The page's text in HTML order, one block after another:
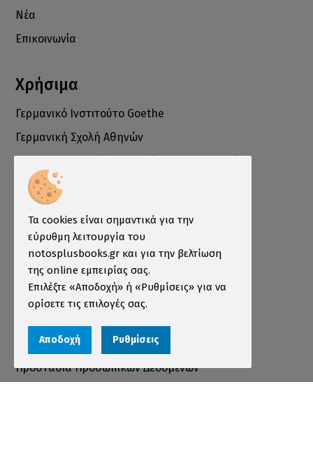
Νέα
Επικοινωνία
Χρήσιμα
Γερμανικό Ινστιτούτο Goethe
Γερμανική Σχολή Αθηνών
Επιμελητήριο
Ινστιτούτο ÖSD Ελλάδας
Πληροφορίες
Τρόποι Παραγγελίας
Τρόποι Πληρωμής
Τρόποι Αποστολής
Όροι χρήσης
Προστασία Προσωπικών Δεδομένων
Τα cookies είναι σημαντικά για την
εύρυθμη λειτουργία του
notosplusbooks.gr και για την βελτίωση
της online εμπειρίας σας.
Επιλέξτε «Αποδοχή» ή «Ρυθμίσεις» για να
ορίσετε τις επιλογές σας.
Αποδοχή Ρυθμίσεις